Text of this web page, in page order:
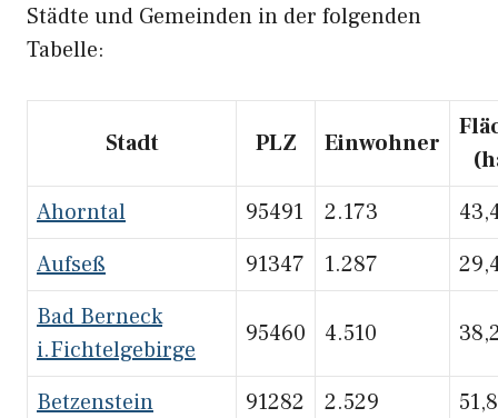
Städte und Gemeinden in der folgenden
Tabelle:
Stadt PLZ Einwohner
Ahorntal
95491 2.173
Aufseß
91347 1.287
Bad Berneck
i.Fichtelgebirge
95460 4.510
Betzenstein 91282 2.529